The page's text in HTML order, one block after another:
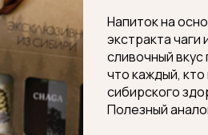
Напиток на
экстракта
сливочный
что каждый,
сибирского
Полезный